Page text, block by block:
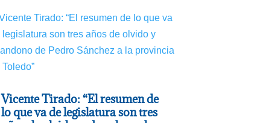
Vicente Tirado: “El resumen de
lo que va de legislatura son tres